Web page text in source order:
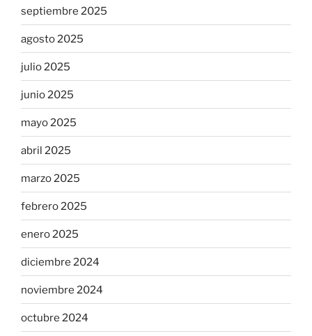
septiembre 2025
agosto 2025
julio 2025
junio 2025
mayo 2025
abril 2025
marzo 2025
febrero 2025
enero 2025
diciembre 2024
noviembre 2024
octubre 2024